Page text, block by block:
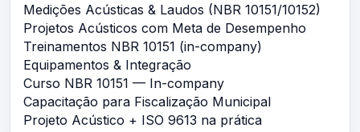
Medições Acústicas & Laudos (NBR 10151/10152)
Projetos Acústicos com Meta de Desempenho
Treinamentos NBR 10151 (in-company)
Equipamentos & Integração
Curso NBR 10151 — In-company
Capacitação para Fiscalização Municipal
Projeto Acústico + ISO 9613 na prática